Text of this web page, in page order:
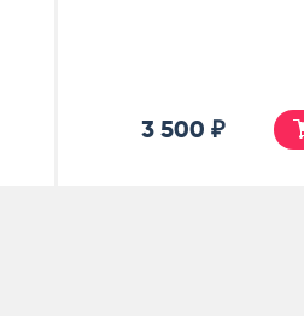
3 500 ₽